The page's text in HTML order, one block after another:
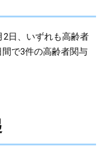
2日、いずれも高齢者
で3件の高齢者関与